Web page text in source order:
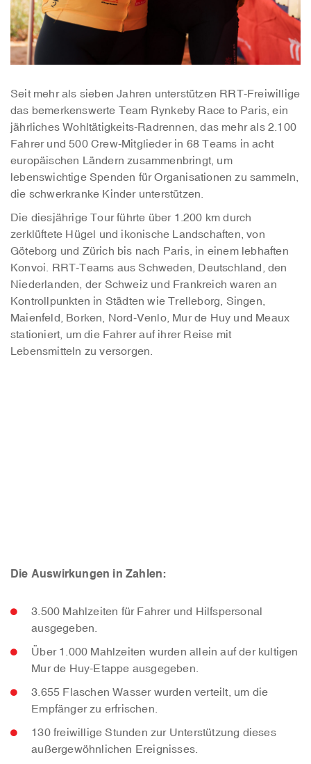
Seit mehr als sieben Jahren unterstützen RRT-Freiwillige
das bemerkenswerte Team Rynkeby Race to Paris, ein
jährliches Wohltätigkeits-Radrennen, das mehr als 2.100
Fahrer und 500 Crew-Mitglieder in 68 Teams in acht
europäischen Ländern zusammenbringt, um
lebenswichtige Spenden für Organisationen zu sammeln,
die schwerkranke Kinder unterstützen.
Die diesjährige Tour führte über 1.200 km durch
zerklüftete Hügel und ikonische Landschaften, von
Göteborg und Zürich bis nach Paris, in einem lebhaften
Konvoi. RRT-Teams aus Schweden, Deutschland, den
Niederlanden, der Schweiz und Frankreich waren an
Kontrollpunkten in Städten wie Trelleborg, Singen,
Maienfeld, Borken, Nord-Venlo, Mur de Huy und Meaux
stationiert, um die Fahrer auf ihrer Reise mit
Lebensmitteln zu versorgen.
Die Auswirkungen in Zahlen:
3.500 Mahlzeiten für Fahrer und Hilfspersonal
ausgegeben.
Über 1.000 Mahlzeiten wurden allein auf der kultigen
Mur de Huy-Etappe ausgegeben.
3.655 Flaschen Wasser wurden verteilt, um die
Empfänger zu erfrischen.
130 freiwillige Stunden zur Unterstützung dieses
außergewöhnlichen Ereignisses.